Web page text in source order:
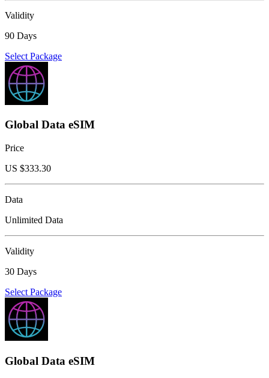
Validity
90 Days
Select Package
Global Data eSIM
Price
US $333.30
Data
Unlimited Data
Validity
30 Days
Select Package
Global Data eSIM